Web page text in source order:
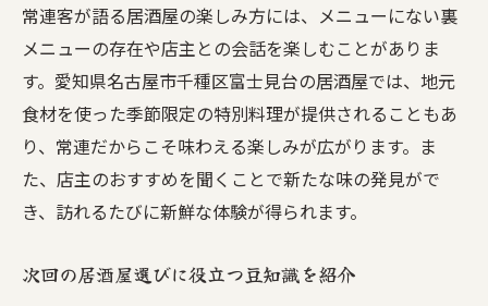
常連客が語る居酒屋の楽しみ方には、メニューにない裏
メニューの存在や店主との会話を楽しむことがありま
す。愛知県名古屋市千種区富士見台の居酒屋では、地元
食材を使った季節限定の特別料理が提供されることもあ
り、常連だからこそ味わえる楽しみが広がります。ま
た、店主のおすすめを聞くことで新たな味の発見がで
き、訪れるたびに新鮮な体験が得られます。
次回の居酒屋選びに役立つ豆知識を紹介